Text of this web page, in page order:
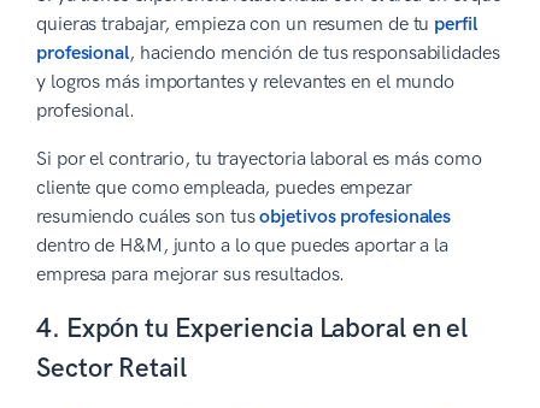
quieras trabajar, empieza con un resumen de tu perfil
profesional, haciendo mención de tus responsabilidades
y logros más importantes y relevantes en el mundo
profesional.
Si por el contrario, tu trayectoria laboral es más como
cliente que como empleada, puedes empezar
resumiendo cuáles son tusobjetivos profesionales
dentro de H&M, junto a lo que puedes aportar a la
empresa para mejorar sus resultados.
4. Expón tu Experiencia Laboral en el
Sector Retail